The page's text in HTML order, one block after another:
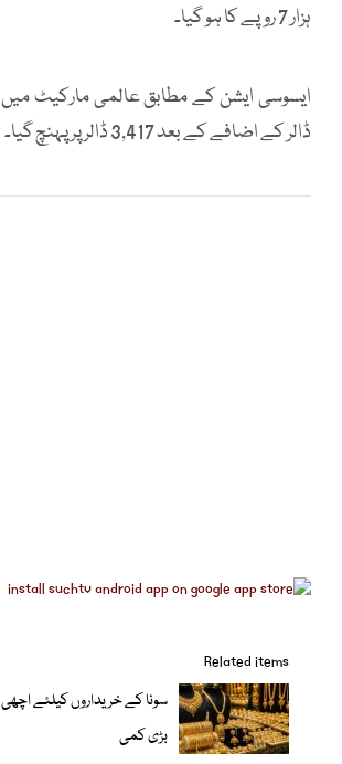
ہزار 7 روپے کا ہو گیا۔
ڈالر کے اضافے کے بعد 3,417 ڈالر پر پہنچ گیا۔
Related items
سونا کے خریداروں کیلئے
بڑی کمی